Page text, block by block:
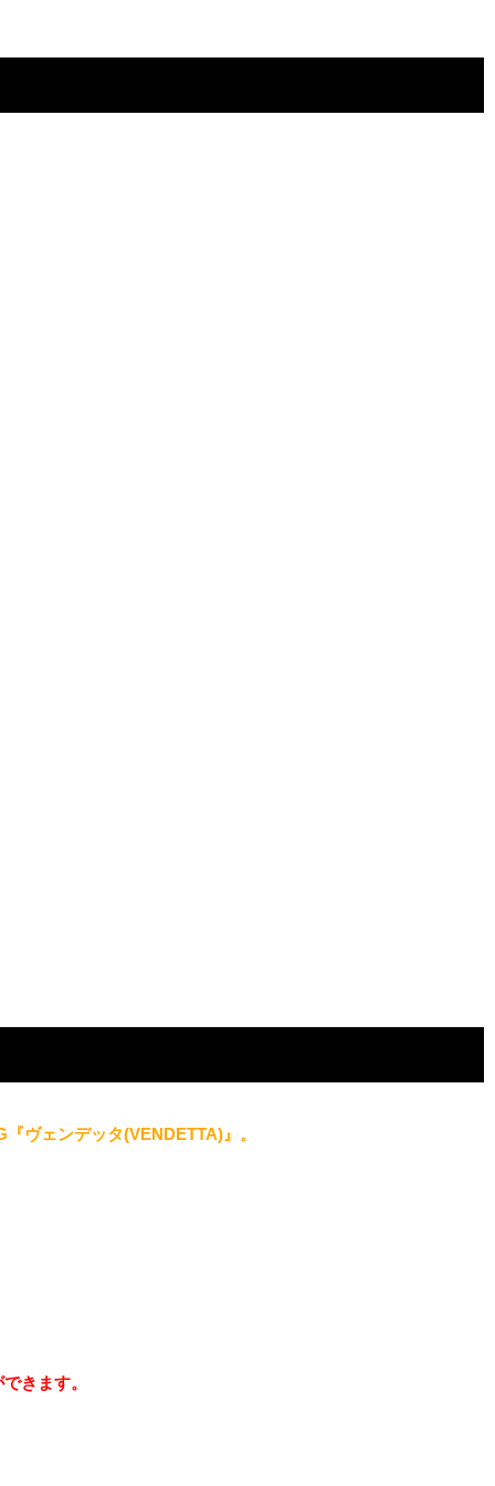
ヴェンデッタ(VENDETTA)』。
きます。